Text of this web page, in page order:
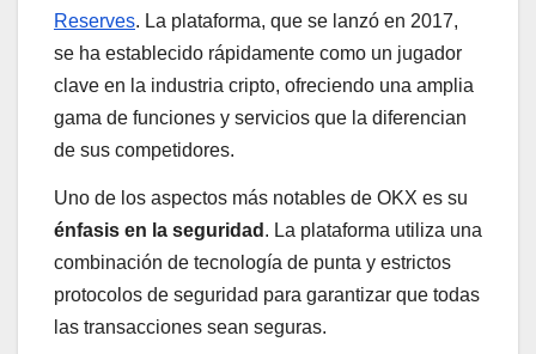
Reserves. La plataforma, que se lanzó en 2017,
se ha establecido rápidamente como un jugador
clave en la industria cripto, ofreciendo una amplia
gama de funciones y servicios que la diferencian
de sus competidores.
Uno de los aspectos más notables de OKX es su
énfasis en la seguridad . La plataforma utiliza una
combinación de tecnología de punta y estrictos
protocolos de seguridad para garantizar que todas
las transacciones sean seguras.